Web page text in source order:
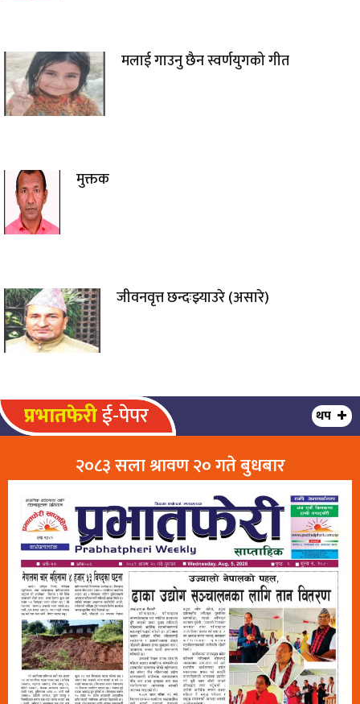
मलाई गाउनु छैन स्वर्णयुगको गीत
मुक्तक
जीवनवृत्त छन्दःझ्याउरे (असारे)
प्रभातफेरीई-पेपर थप
२०८३ सला श्रावण २० गते बुधबार